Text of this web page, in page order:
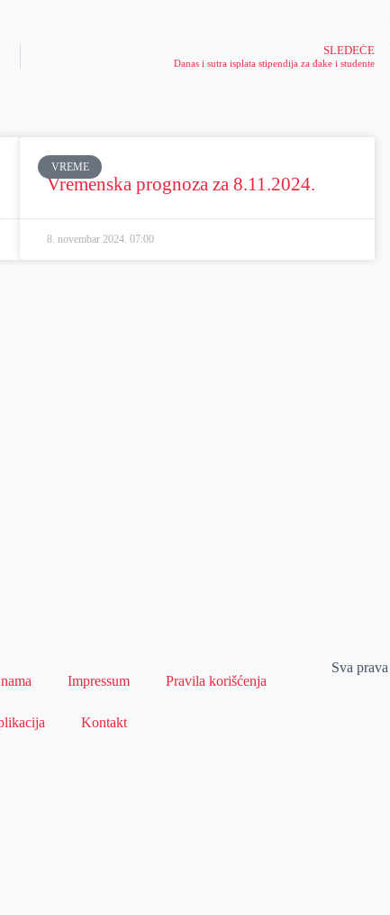
SLEDEĆE
Danas i sutra isplata stipendija za đake i studente
VREME
Vremenska prognoza za 8.11.2024.
8. novembar 2024.07:00
Impressum Pravila korišćenja
Kontakt
Sva